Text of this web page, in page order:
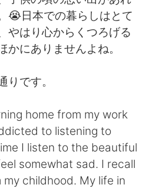
体中文
국어
ย
😭日本での暮らしはとて
やはり心からくつろげる
かにありませんよね。
です。
home from my work
to listening to
I listen to the beautiful
somewhat sad. I recall
childhood. My life in